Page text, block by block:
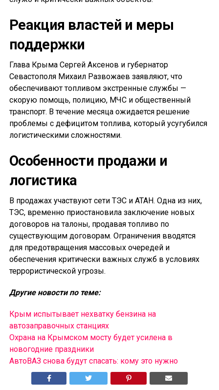
Реакция властей и меры
поддержки
Глава Крыма Сергей Аксенов и губернатор
Севастополя Михаил Развожаев заявляют, что
обеспечивают топливом экстренные службы —
скорую помощь, полицию, МЧС и общественный
транспорт. В течение месяца ожидается решение
проблемы с дефицитом топлива, который усугубился
логистическими сложностями.
Особенности продажи и
логистика
В продажах участвуют сети ТЭС и АТАН. Одна из них,
ТЭС, временно приостановила заключение новых
договоров на талоны, продавая топливо по
существующим договорам. Ограничения вводятся
для предотвращения массовых очередей и
обеспечения критически важных служб в условиях
террористической угрозы.
Другие новости по теме:
Крым испытывает нехватку бензина на
автозаправочных станциях
Охрана на Крымском мосту будет усилена в
новогодние праздники
АвтоВАЗ снова будут спасать: кому это нужно